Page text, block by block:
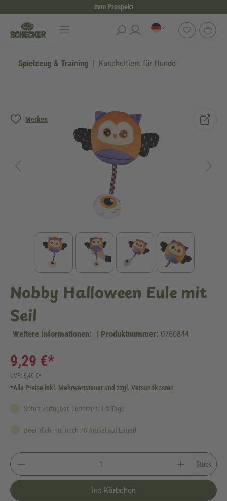
zum Prospekt
Spielzeug & Training Kuscheltiere für Hunde
Merken
Bildergalerie überspringen
Nobby Halloween Eule mit
Seil
Weitere Informationen: | Produktnummer: 0760844
9,29 €*
UVP: 9,49 €*
*Alle Preise inkl. Mehrwertsteuer und zzgl. Versandkosten
Sofort verfügbar, Lieferzeit: 1-3 Tage
Beeil dich, nur noch 78 Artikel auf Lager!
Stück
Ins Körbchen